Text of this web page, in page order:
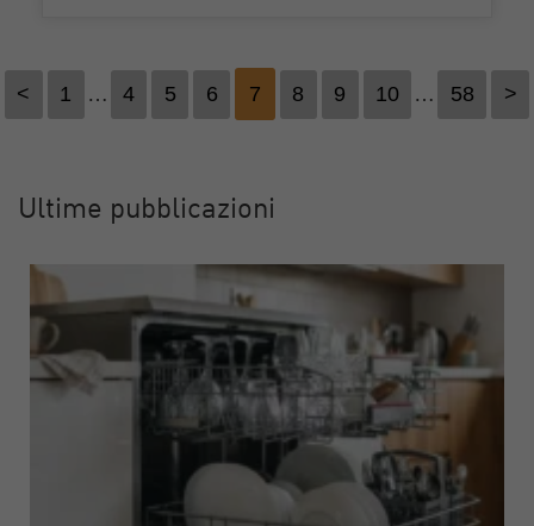
< 1 … 4 5 6 7 8 9 10 … 58 >
Ultime pubblicazioni